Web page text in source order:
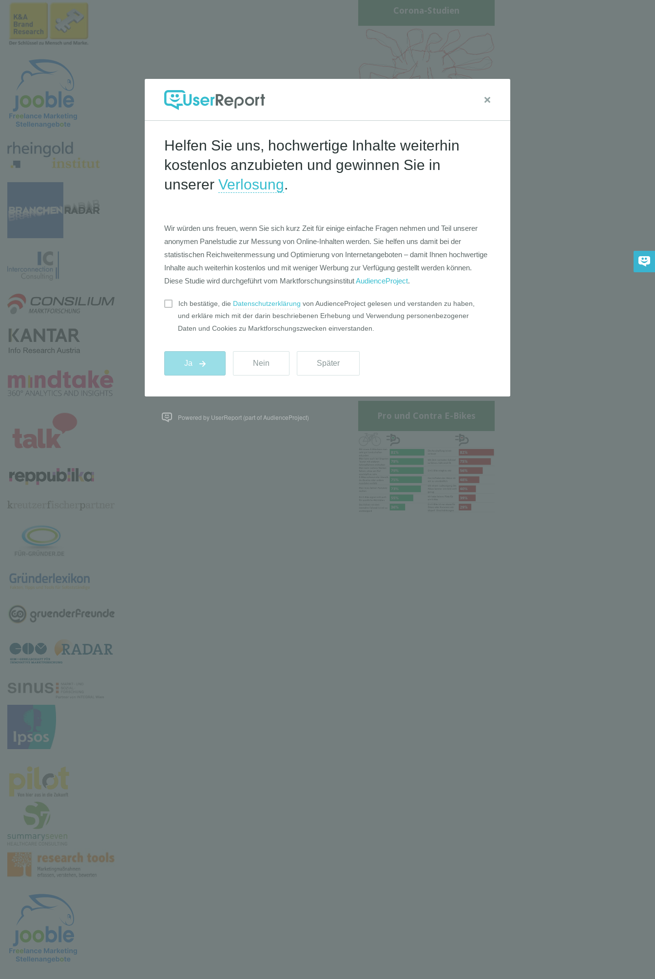
Corona-Studien
Die Werte-Landkarte der
Deutschen 2030
Die GIM Fahrradfahrer-
Pro und Contra E-Bikes
Powered by UserReport (part of AudienceProject)